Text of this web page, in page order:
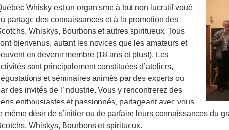
Whisky est un organisme à but non lucratif voué
partage des connaissances et à la promotion des
Whiskys, Bourbons et autres spiritueux. Tous
bienvenus, autant les novices que les amateurs et
en devenir membre (18 ans et plus!). Les
sont principalement constituées d’ateliers,
et séminaires animés par des experts ou
des invités de l’industrie. Vous y rencontrerez des
enthousiastes et passionnés, partageant avec vous
même désir de s’initier ou de parfaire leurs connaissances du
Whiskys, Bourbons et spiritueux.